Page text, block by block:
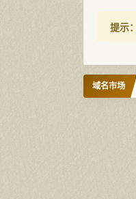
提示：
域名市场
domain.email